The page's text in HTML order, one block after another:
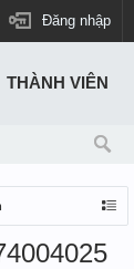
Đăng nhập
THÀNH VIÊN